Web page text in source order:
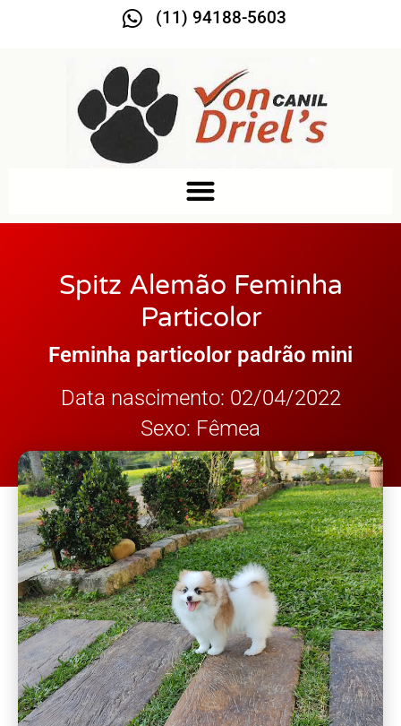
(11) 94188-5603
Spitz Alemão Feminha
Particolor
Feminha particolor padrão mini
Data nascimento: 02/04/2022
Sexo: Fêmea